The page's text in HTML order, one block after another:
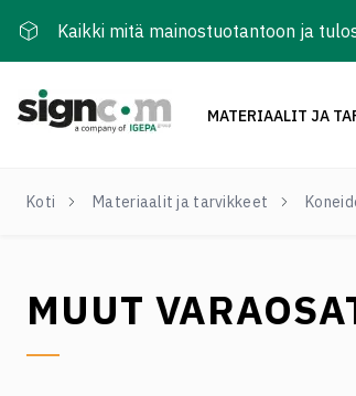
Kaikki mitä mainostuotantoon ja
MATERIAALIT JA
Koti Materiaalit ja tarvikkeet
MUUT